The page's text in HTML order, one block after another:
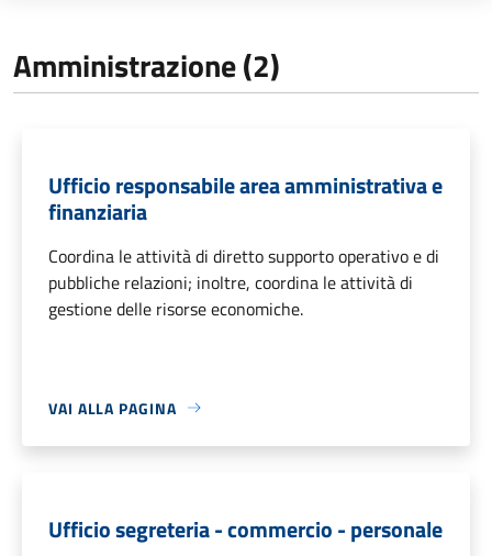
Amministrazione (2)
Ufficio responsabile area amministrativa e
finanziaria
Coordina le attività di diretto supporto operativo e di
pubbliche relazioni; inoltre, coordina le attività di
gestione delle risorse economiche.
VAI ALLA PAGINA
Ufficio segreteria - commercio - personale